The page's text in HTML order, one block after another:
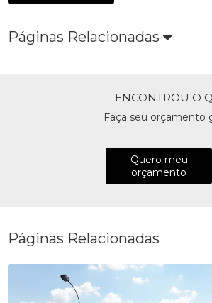
Páginas Relacionadas
ENCONTROU O
Faça seu orçamento
Quero meu
orçamento
Páginas Relacionadas